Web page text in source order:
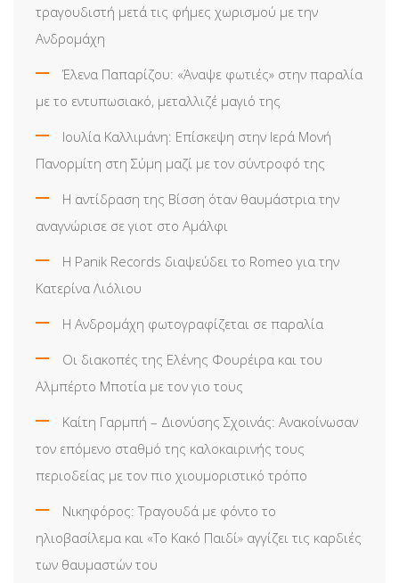
τραγουδιστή μετά τις φήμες χωρισμού με την
Ανδρομάχη
Έλενα Παπαρίζου: «Άναψε φωτιές» στην παραλία
με το εντυπωσιακό, μεταλλιζέ μαγιό της
Ιουλία Καλλιμάνη: Επίσκεψη στην Ιερά Μονή
Πανορμίτη στη Σύμη μαζί με τον σύντροφό της
Η αντίδραση της Βίσση όταν θαυμάστρια την
αναγνώρισε σε γιοτ στο Αμάλφι
Η Panik Records διαψεύδει το Romeo για την
Κατερίνα Λιόλιου
Η Ανδρομάχη φωτογραφίζεται σε παραλία
Οι διακοπές της Ελένης Φουρέιρα και του
Αλμπέρτο Μποτία με τον γιο τους
Καίτη Γαρμπή – Διονύσης Σχοινάς: Ανακοίνωσαν
τον επόμενο σταθμό της καλοκαιρινής τους
περιοδείας με τον πιο χιουμοριστικό τρόπο
Νικηφόρος: Τραγουδά με φόντο το
ηλιοβασίλεμα και «Το Κακό Παιδί» αγγίζει τις καρδιές
των θαυμαστών του